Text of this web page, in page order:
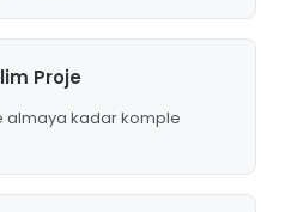
Proje
almaya kadar komple